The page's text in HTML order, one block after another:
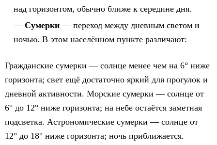
над горизонтом, обычно ближе к середине дня.
Сумерки — переход между дневным светом и
ночью. В этом населённом пункте различают:
Гражданские сумерки — солнце менее чем на 6° ниже
горизонта; свет ещё достаточно яркий для прогулок и
дневной активности. Морские сумерки — солнце от
6° до 12° ниже горизонта; на небе остаётся заметная
подсветка. Астрономические сумерки — солнце от
12° до 18° ниже горизонта; ночь приближается.